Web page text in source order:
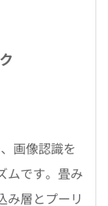
画像認識を
ムです。畳み
み層とプーリ